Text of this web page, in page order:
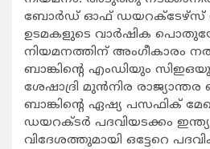
ബോര്‍ഡ് ഓഫ് ഡയറക്ടേഴ്‌സ്
ഉടമകളുടെ വാര്‍ഷിക
നിയമനത്തിന് അംഗീകാരം
ബാങ്കിന്റെ എംഡിയും
ശേഷാദ്രി മുന്‍നിര രാജ്യാന്തര
ബാങ്കിന്റെ ഏഷ്യ പസഫിക്
ഡയറക്ടര്‍ പദവിയടക്കം
വിദേശത്തുമായി ഒട്ടേറെ